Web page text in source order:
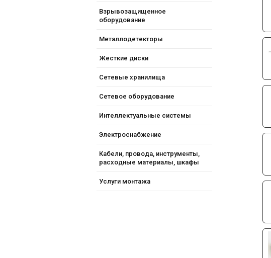
Взрывозащищенное
оборудование
Металлодетекторы
Жесткие диски
Сетевые хранилища
Сетевое оборудование
Интеллектуальные системы
Электроснабжение
Кабели, провода, инструменты,
расходные материалы, шкафы
Услуги монтажа